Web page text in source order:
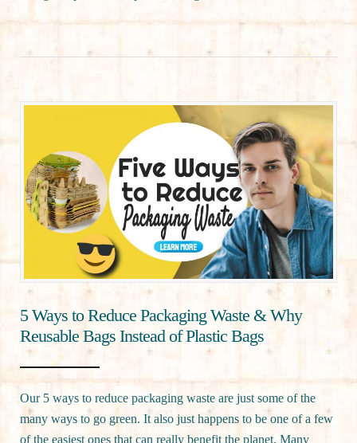
5 Ways to Reduce Packaging Waste & Why
Reusable Bags Instead of Plastic Bags
Our 5 ways to reduce packaging waste are just some of the
many ways to go green. It also just happens to be one of a few
of the easiest ones that can really benefit the planet. Many